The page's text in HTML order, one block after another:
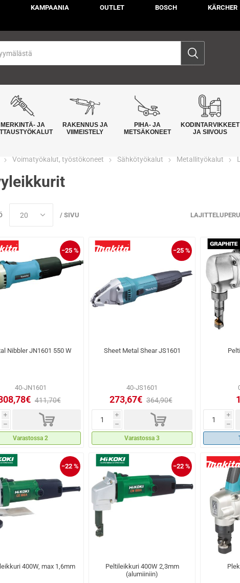
KAMPAANIA OUTLET BOSCH KÄRCHER
MERKINTÄ- JA
RAKENNUS JA
VIIMEISTELY
PIHA- JA
METSÄKONEET
KODINTARVIKKEET
JA SIIVOUS
Voimatyökalut, työstökoneet Sähkötyökalut Metallityökalut
/ SIVU
−25 %
Nibbler JN1601 550 W
40-JN1601
411,70€
i
h d
Varastossa 2
−25 %
Sheet Metal Shear JS1601
40-JS1601
273,67€ 364,90€
i
h d
Varastossa 3
i
h
−22 %
400W, max 1,6mm
−22 %
Peltileikkuri 400W 2,3mm
(alumiiniin)